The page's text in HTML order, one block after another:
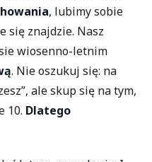
, lubimy sobie
się znajdzie. Nasz
wiosenno-letnim
. Nie oszukuj się: na
ale skup się na tym,
10. Dlatego